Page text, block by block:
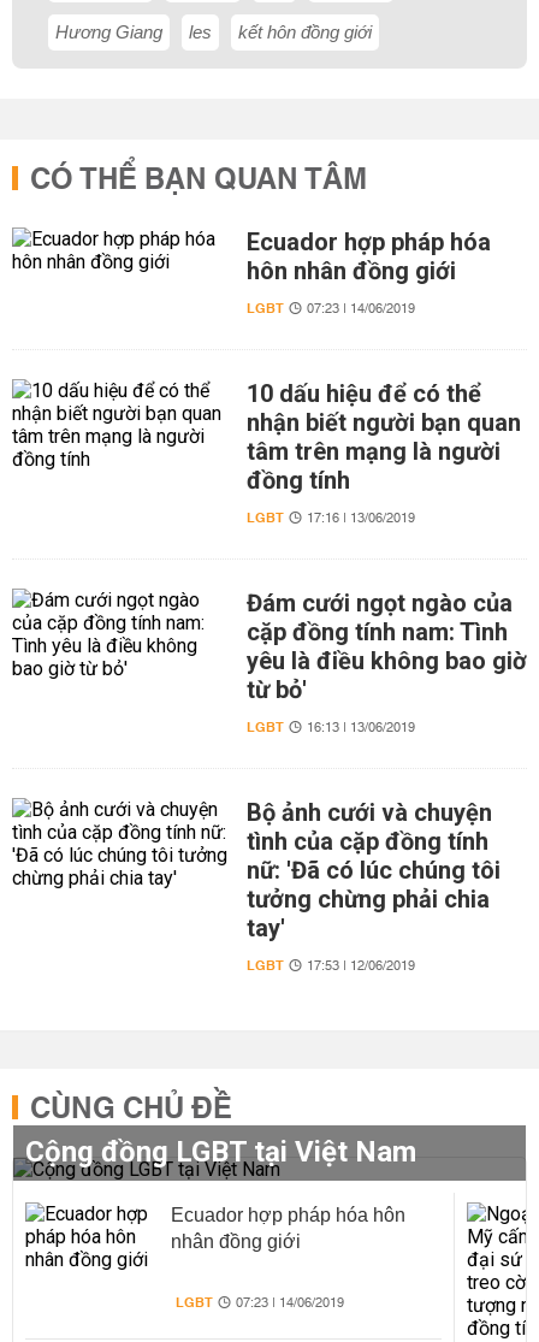
Hương Giang les kết hôn đồng giới
CÓ THỂ BẠN QUAN TÂM
Ecuador hợp pháp hóa
hôn nhân đồng giới
LGBT 07:23 | 14/06/2019
10 dấu hiệu để có thể
nhận biết người bạn quan
tâm trên mạng là người
đồng tính
LGBT 17:16 | 13/06/2019
Đám cưới ngọt ngào của
cặp đồng tính nam: Tình
yêu là điều không bao giờ
từ bỏ'
LGBT 16:13 | 13/06/2019
Bộ ảnh cưới và chuyện
tình của cặp đồng tính
nữ: 'Đã có lúc chúng tôi
tưởng chừng phải chia
tay'
LGBT 17:53 | 12/06/2019
CÙNG CHỦ ĐỀ
Cộng đồng LGBT tại Việt Nam
Ecuador hợp pháp hóa hôn
nhân đồng giới
LGBT 07:23 | 14/06/2019